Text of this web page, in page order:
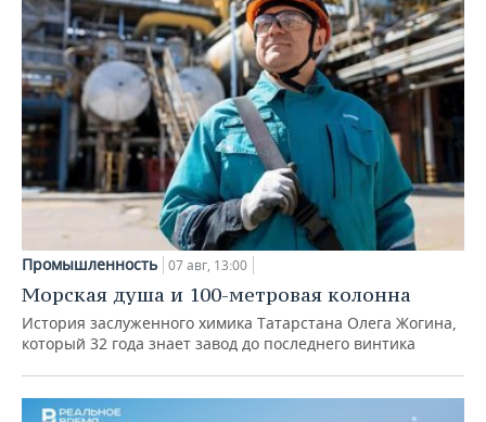
Промышленность 07 авг, 13:00
Морская душа и 100-метровая колонна
История заслуженного химика Татарстана Олега Жогина,
который 32 года знает завод до последнего винтика